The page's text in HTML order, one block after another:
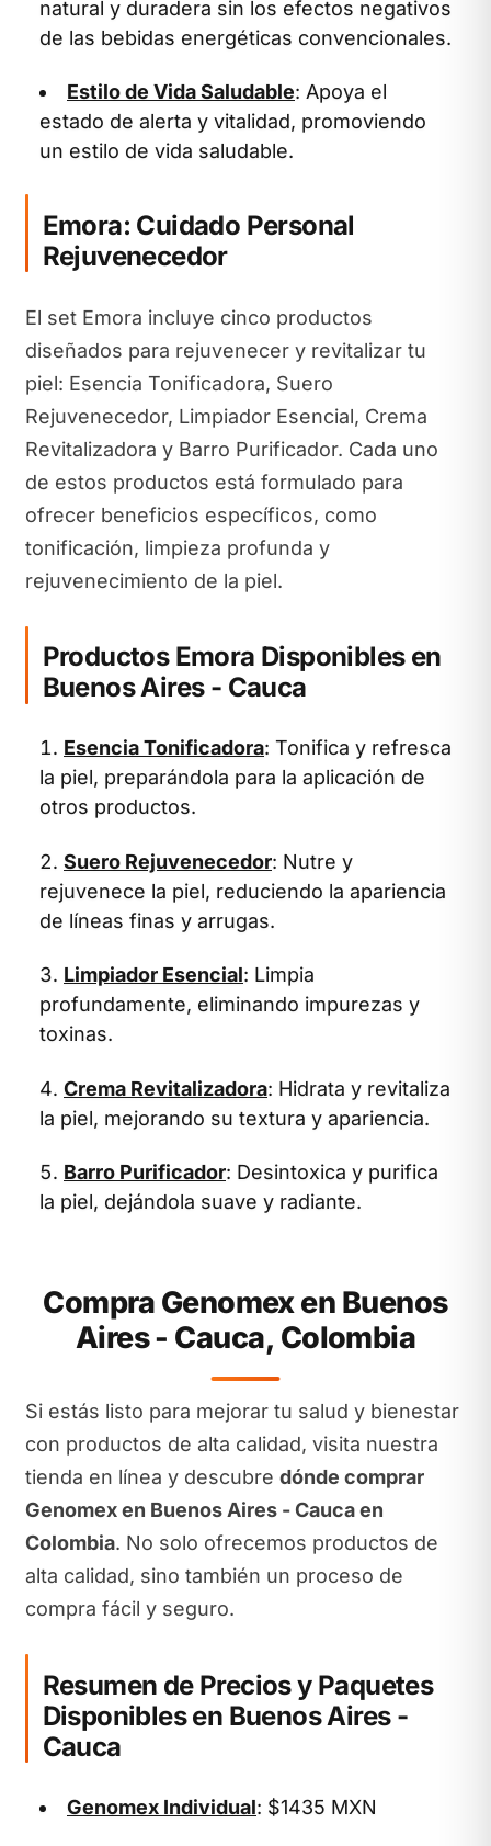
natural y duradera sin los efectos negativos
de las bebidas energéticas convencionales.
Estilo de Vida Saludable: Apoya el
estado de alerta y vitalidad, promoviendo
un estilo de vida saludable.
Emora: Cuidado Personal
Rejuvenecedor
El set Emora incluye cinco productos
diseñados para rejuvenecer y revitalizar tu
piel: Esencia Tonificadora, Suero
Rejuvenecedor, Limpiador Esencial, Crema
Revitalizadora y Barro Purificador. Cada uno
de estos productos está formulado para
ofrecer beneficios específicos, como
tonificación, limpieza profunda y
rejuvenecimiento de la piel.
Productos Emora Disponibles en
Buenos Aires - Cauca
Esencia Tonificadora: Tonifica y refresca
la piel, preparándola para la aplicación de
otros productos.
Suero Rejuvenecedor: Nutre y
rejuvenece la piel, reduciendo la apariencia
de líneas finas y arrugas.
Limpiador Esencial: Limpia
profundamente, eliminando impurezas y
toxinas.
Crema Revitalizadora: Hidrata y revitaliza
la piel, mejorando su textura y apariencia.
Barro Purificador: Desintoxica y purifica
la piel, dejándola suave y radiante.
Compra Genomex en Buenos
Aires - Cauca, Colombia
Si estás listo para mejorar tu salud y bienestar
con productos de alta calidad, visita nuestra
tienda en línea y descubre dónde comprar
Genomex en Buenos Aires - Cauca en
Colombia. No solo ofrecemos productos de
alta calidad, sino también un proceso de
compra fácil y seguro.
Resumen de Precios y Paquetes
Disponibles en Buenos Aires -
Cauca
Genomex Individual: $1435 MXN